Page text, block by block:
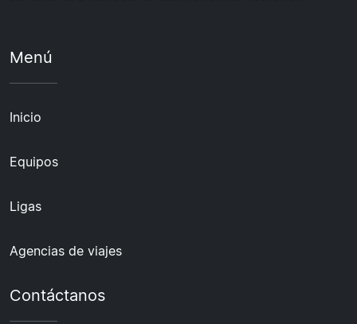
Menú
Inicio
Equipos
Ligas
Agencias de viajes
Contáctanos